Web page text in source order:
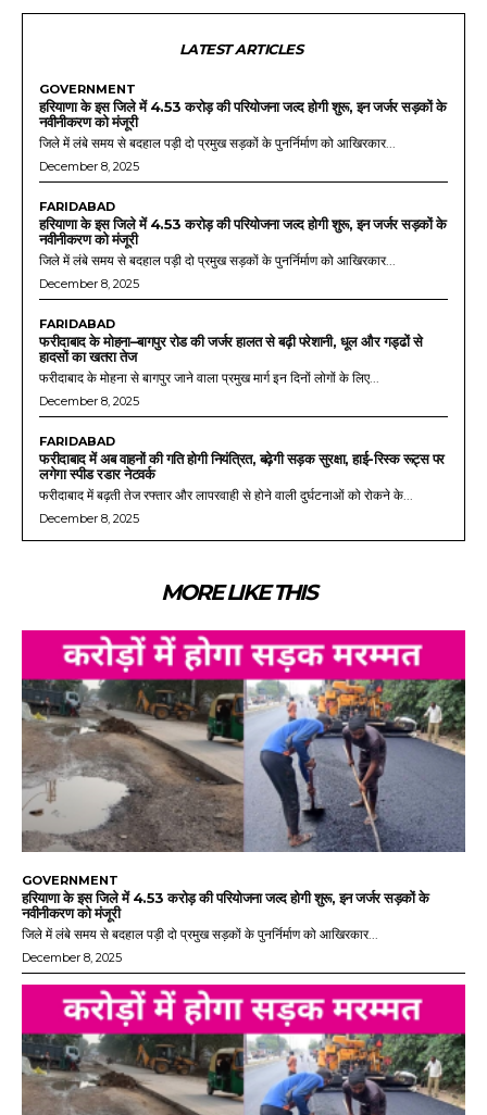
LATEST ARTICLES
GOVERNMENT
हरियाणा के इस जिले में 4.53 करोड़ की परियोजना जल्द होगी शुरू, इन जर्जर सड़कों के
नवीनीकरण को मंजूरी
जिले में लंबे समय से बदहाल पड़ी दो प्रमुख सड़कों के पुनर्निर्माण को आखिरकार...
December 8, 2025
FARIDABAD
हरियाणा के इस जिले में 4.53 करोड़ की परियोजना जल्द होगी शुरू, इन जर्जर सड़कों के
नवीनीकरण को मंजूरी
जिले में लंबे समय से बदहाल पड़ी दो प्रमुख सड़कों के पुनर्निर्माण को आखिरकार...
December 8, 2025
FARIDABAD
फरीदाबाद के मोहना–बागपुर रोड की जर्जर हालत से बढ़ी परेशानी, धूल और गड्ढों से
हादसों का खतरा तेज
फरीदाबाद के मोहना से बागपुर जाने वाला प्रमुख मार्ग इन दिनों लोगों के लिए...
December 8, 2025
FARIDABAD
फरीदाबाद में अब वाहनों की गति होगी नियंत्रित, बढ़ेगी सड़क सुरक्षा, हाई-रिस्क रूट्स पर
लगेगा स्पीड रडार नेटवर्क
फरीदाबाद में बढ़ती तेज रफ्तार और लापरवाही से होने वाली दुर्घटनाओं को रोकने के...
December 8, 2025
MORE LIKE THIS
GOVERNMENT
हरियाणा के इस जिले में 4.53 करोड़ की परियोजना जल्द होगी शुरू, इन जर्जर सड़कों के
नवीनीकरण को मंजूरी
जिले में लंबे समय से बदहाल पड़ी दो प्रमुख सड़कों के पुनर्निर्माण को आखिरकार...
December 8, 2025